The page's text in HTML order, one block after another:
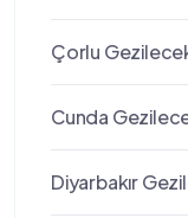
Çorlu
Cunda
Diyarbakır